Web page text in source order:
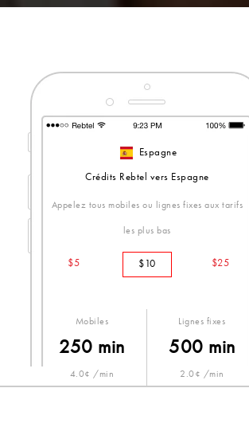
Espagne
Crédits Rebtel vers Espagne
Appelez tous mobiles ou lignes fixes aux tarifs
les plus bas
$5 $10 $25
Mobiles
250 min
4.0¢ /min
Lignes fixes
500 min
2.0¢ /min